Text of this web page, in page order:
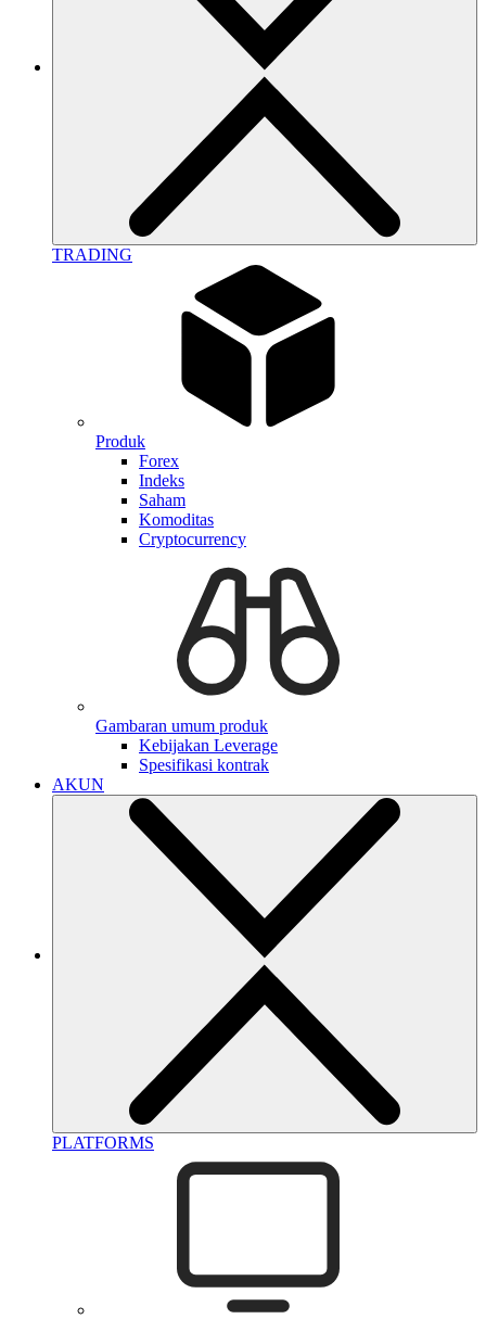
TRADING
Produk
Forex
Indeks
Saham
Komoditas
Cryptocurrency
Gambaran umum produk
Kebijakan Leverage
Spesifikasi kontrak
AKUN
PLATFORMS